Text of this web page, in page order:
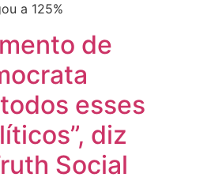
a 125%
de
esses
diz
Social